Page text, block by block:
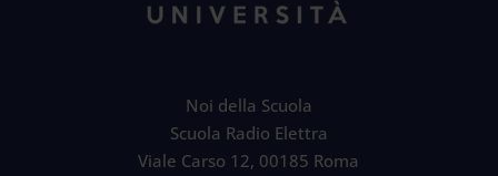
Noi della Scuola
Scuola Radio Elettra
Viale Carso 12, 00185 Roma